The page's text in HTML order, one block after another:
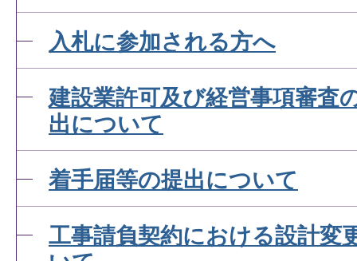
入札に参加される方へ
建設業許可及び経営事項審査
出について
着手届等の提出について
工事請負契約における設計変